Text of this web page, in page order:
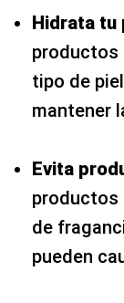
Hidrata tu
productos
tipo de
mantener
Evita
productos
de
pueden